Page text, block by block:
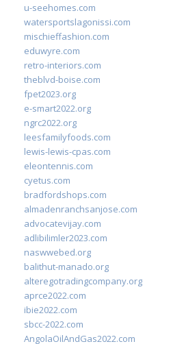
u-seehomes.com
watersportslagonissi.com
mischieffashion.com
eduwyre.com
retro-interiors.com
theblvd-boise.com
fpet2023.org
e-smart2022.org
ngrc2022.org
leesfamilyfoods.com
lewis-lewis-cpas.com
eleontennis.com
cyetus.com
bradfordshops.com
almadenranchsanjose.com
advocatevijay.com
adlibilimler2023.com
naswwebed.org
balithut-manado.org
alteregotradingcompany.org
aprce2022.com
ibie2022.com
sbcc-2022.com
AngolaOilAndGas2022.com